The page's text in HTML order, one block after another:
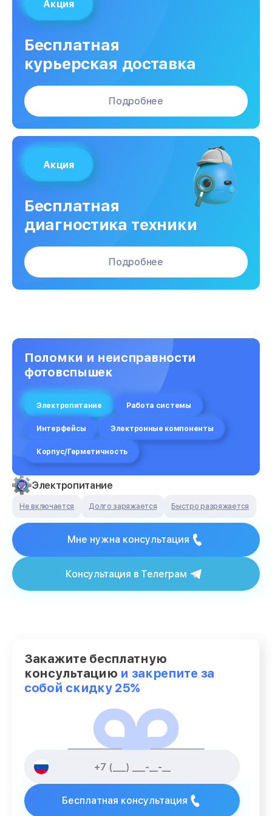
Акция
Бесплатная
курьерская доставка
Подробнее
Акция
Бесплатная
диагностика техники
Подробнее
Поломки и неисправности
фотовспышек
Электропитание Работа системы
Интерфейсы Электронные компоненты
Корпус/Герметичность
Электропитание
Не включается Долго заряжается Быстро разряжается
Мне нужна консультация
Консультация в Телеграм
Закажите бесплатную
консультацию и закрепите за
собой скидку 25%
Бесплатная консультация